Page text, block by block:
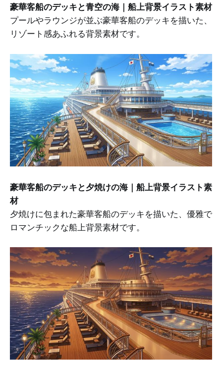
豪華客船のデッキと青空の海｜船上背景イラスト素材
プールやラウンジが並ぶ豪華客船のデッキを描いた、
リゾート感あふれる背景素材です。
豪華客船のデッキと夕焼けの海｜船上背景イラスト素
材
夕焼けに包まれた豪華客船のデッキを描いた、優雅で
ロマンチックな船上背景素材です。